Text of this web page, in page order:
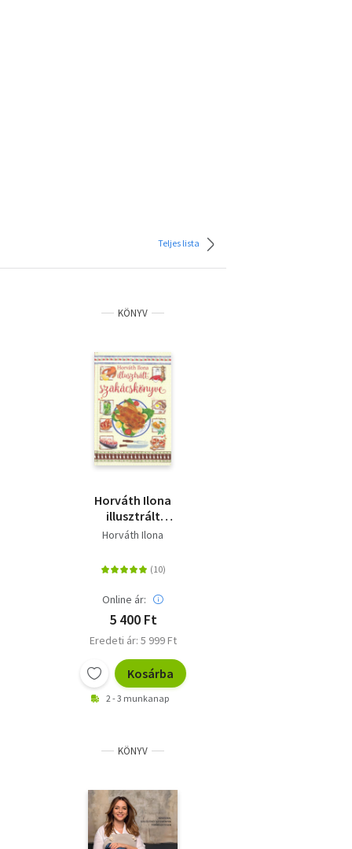
Teljes lista
KÖNYV
Horváth Ilona
illusztrált
szakácskönyve
Horváth Ilona
Online ár:
5 400 Ft
Eredeti ár: 5 999 Ft
Kosárba
2 - 3 munkanap
KÖNYV